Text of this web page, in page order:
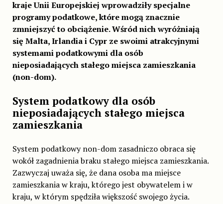
kraje Unii Europejskiej wprowadziły specjalne
programy podatkowe, które mogą znacznie
zmniejszyć to obciążenie. Wśród nich wyróżniają
się Malta, Irlandia i Cypr ze swoimi atrakcyjnymi
systemami podatkowymi dla osób
nieposiadających stałego miejsca zamieszkania
(non-dom).
System podatkowy dla osób
nieposiadających stałego miejsca
zamieszkania
System podatkowy non-dom zasadniczo obraca się
wokół zagadnienia braku stałego miejsca zamieszkania.
Zazwyczaj uważa się, że dana osoba ma miejsce
zamieszkania w kraju, którego jest obywatelem i w
kraju, w którym spędziła większość swojego życia.